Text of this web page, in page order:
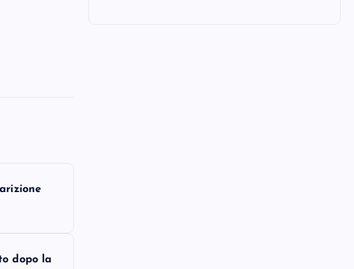
dopo la